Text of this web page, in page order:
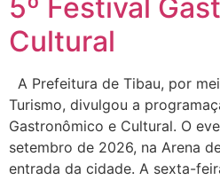
5º Festival
Cultural
A Prefeitura de Tibau, por
Turismo, divulgou a
Gastronômico e Cultural. O
setembro de 2026, na Arena
entrada da cidade. A sexta-